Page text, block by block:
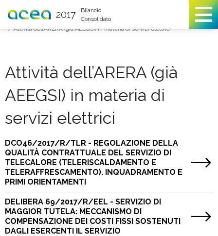
2017
Bilancio
Consolidato
You are here
Tariffe per il servizio di trasporto
Attività dell’ARERA (già AEEGSI) in materia di servizi elettrici
Attività dell’ARERA (già
AEEGSI) in materia di
servizi elettrici
DCO46/2017/R/TLR - REGOLAZIONE DELLA
QUALITÀ CONTRATTUALE DEL SERVIZIO DI
TELECALORE (TELERISCALDAMENTO E
TELERAFFRESCAMENTO). INQUADRAMENTO E
PRIMI ORIENTAMENTI
DELIBERA 69/2017/R/EEL - SERVIZIO DI
MAGGIOR TUTELA: MECCANISMO DI
COMPENSAZIONE DEI COSTI FISSI SOSTENUTI
DAGLI ESERCENTI IL SERVIZIO